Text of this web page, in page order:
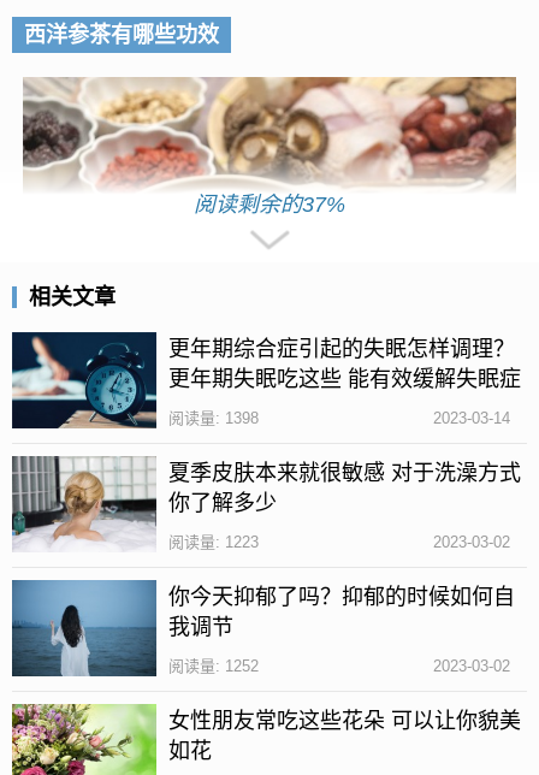
西洋参茶有哪些功效
西洋参具有补而不燥、凉而不温的功效，是一种很好
的补气养血的保健药草。
做法：西洋参6克，用开水冲泡一下以后，快速的倒
掉，把西洋参表面的物质清洗一下，在用开水冲泡以
后，盖盖闷泡5分钟，就可以饮用了。可以适当加入一
些枸杞和红枣，效果更佳。
山药参术茶有哪些功效
阅读剩余的37%
相关文章
更年期综合症引起的失眠怎样调理？
更年期失眠吃这些 能有效缓解失眠症
状
2023-03-14
阅读量: 1398
夏季皮肤本来就很敏感 对于洗澡方式
你了解多少
2023-03-02
阅读量: 1223
你今天抑郁了吗？抑郁的时候如何自
我调节
2023-03-02
阅读量: 1252
女性朋友常吃这些花朵 可以让你貌美
如花